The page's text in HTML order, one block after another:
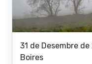
31 de Desembre
Boires